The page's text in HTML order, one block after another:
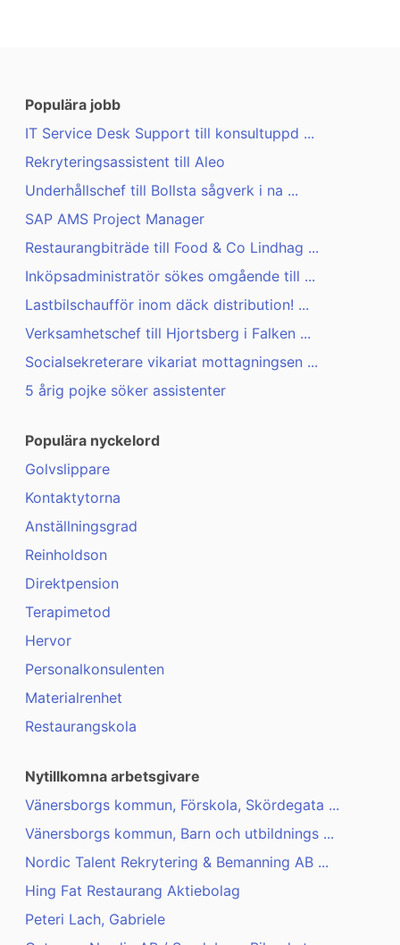
Populära jobb
IT Service Desk Support till konsultuppd ...
Rekryteringsassistent till Aleo
Underhållschef till Bollsta sågverk i na ...
SAP AMS Project Manager
Restaurangbiträde till Food & Co Lindhag ...
Inköpsadministratör sökes omgående till ...
Lastbilschaufför inom däck distribution! ...
Verksamhetschef till Hjortsberg i Falken ...
Socialsekreterare vikariat mottagningsen ...
5 årig pojke söker assistenter
Populära nyckelord
Golvslippare
Kontaktytorna
Anställningsgrad
Reinholdson
Direktpension
Terapimetod
Hervor
Personalkonsulenten
Materialrenhet
Restaurangskola
Nytillkomna arbetsgivare
Vänersborgs kommun, Förskola, Skördegata ...
Vänersborgs kommun, Barn och utbildnings ...
Nordic Talent Rekrytering & Bemanning AB ...
Hing Fat Restaurang Aktiebolag
Peteri Lach, Gabriele